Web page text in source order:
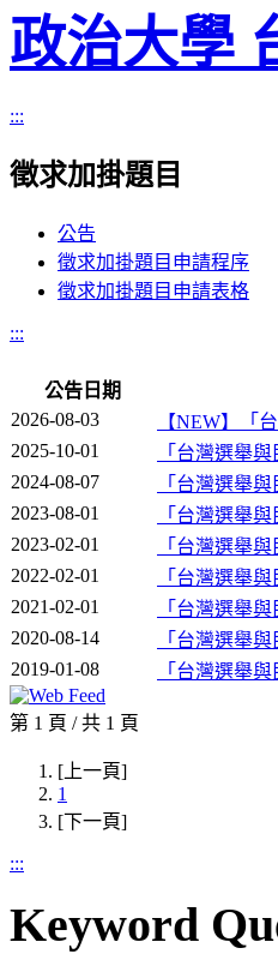
政治大學
:::
徵求加掛題目
公告
徵求加掛題目申請程序
徵求加掛題目申請表格
:::
公告日期
2026-08-03
【NEW】「
2025-10-01
「台灣選舉
2024-08-07
「台灣選舉
2023-08-01
「台灣選舉
2023-02-01
「台灣選舉
2022-02-01
「台灣選舉
2021-02-01
「台灣選舉
2020-08-14
「台灣選舉
2019-01-08
「台灣選舉
第 1 頁 / 共 1 頁
[上一頁]
1
[下一頁]
:::
Keyword